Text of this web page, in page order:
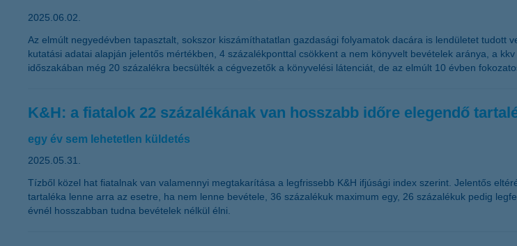
2025.06.02.
Az elmúlt negyedévben tapasztalt, sokszor kiszámíthatatlan gazdasági folyamatok dacára is lendületet tudott
kutatási adatai alapján jelentős mértékben, 4 százalékponttal csökkent a nem könyvelt bevételek aránya, a
időszakában még 20 százalékra becsülték a cégvezetők a könyvelési látenciát, de az elmúlt 10 évben
K&H: a fiatalok 22 százalékának van hosszabb időre elegendő
egy év sem lehetetlen küldetés
2025.05.31.
Tízből közel hat fiatalnak van valamennyi megtakarítása a legfrissebb K&H ifjúsági index szerint. Jelentős
tartaléka lenne arra az esetre, ha nem lenne bevétele, 36 százalékuk maximum egy, 26 százalékuk pedig
évnél hosszabban tudna bevételek nélkül élni.